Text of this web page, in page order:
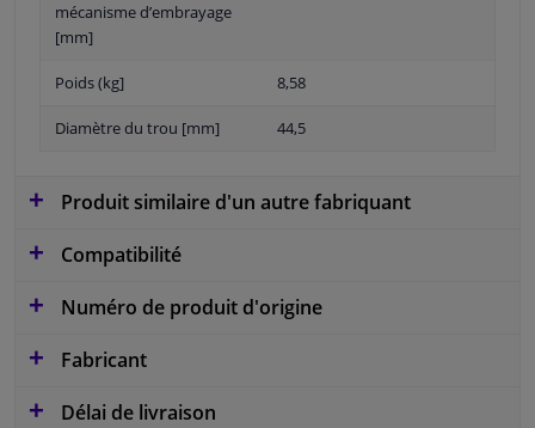
mécanisme d’embrayage
[mm]
Poids (kg] 8,58
Diamètre du trou [mm] 44,5
Produit similaire d'un autre fabriquant
Compatibilité
Numéro de produit d'origine
Fabricant
Délai de livraison